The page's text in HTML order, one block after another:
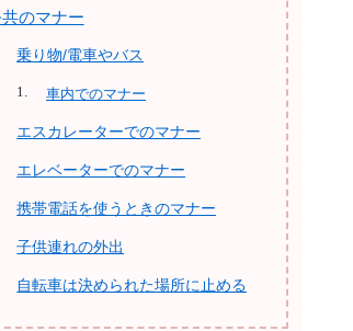
のマナー
乗り物/電車やバス
車内でのマナー
エスカレーターでのマナー
エレベーターでのマナー
携帯電話を使うときのマナー
子供連れの外出
自転車は決められた場所に止める